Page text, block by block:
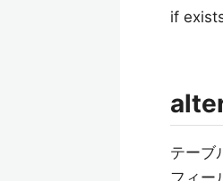
if
テーブ
フィー